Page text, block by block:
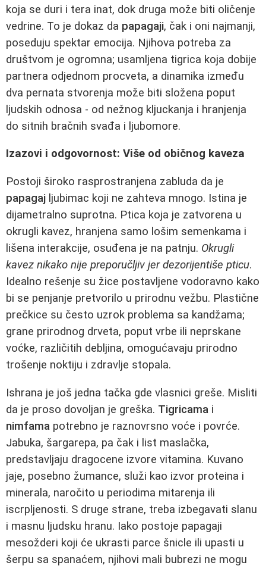
koja se duri i tera inat, dok druga može biti oličenje
vedrine. To je dokaz da papagaji, čak i oni najmanji,
poseduju spektar emocija. Njihova potreba za
društvom je ogromna; usamljena tigrica koja dobije
partnera odjednom procveta, a dinamika između
dva pernata stvorenja može biti složena poput
ljudskih odnosa - od nežnog kljuckanja i hranjenja
do sitnih bračnih svađa i ljubomore.
Izazovi i odgovornost: Više od običnog kaveza
Postoji široko rasprostranjena zabluda da je
papagaj ljubimac koji ne zahteva mnogo. Istina je
dijametralno suprotna. Ptica koja je zatvorena u
okrugli kavez, hranjena samo lošim semenkama i
lišena interakcije, osuđena je na patnju. Okrugli
kavez nikako nije preporučljiv jer dezorijentiše pticu.
Idealno rešenje su žice postavljene vodoravno kako
bi se penjanje pretvorilo u prirodnu vežbu. Plastične
prečkice su često uzrok problema sa kandžama;
grane prirodnog drveta, poput vrbe ili neprskane
voćke, različitih debljina, omogućavaju prirodno
trošenje noktiju i zdravlje stopala.
Ishrana je još jedna tačka gde vlasnici greše. Misliti
da je proso dovoljan je greška. Tigricama i
nimfama potrebno je raznovrsno voće i povrće.
Jabuka, šargarepa, pa čak i list maslačka,
predstavljaju dragocene izvore vitamina. Kuvano
jaje, posebno žumance, služi kao izvor proteina i
minerala, naročito u periodima mitarenja ili
iscrpljenosti. S druge strane, treba izbegavati slanu
i masnu ljudsku hranu. Iako postoje papagaji
mesožderi koji će ukrasti parce šnicle ili upasti u
šerpu sa spanaćem, njihovi mali bubrezi ne mogu